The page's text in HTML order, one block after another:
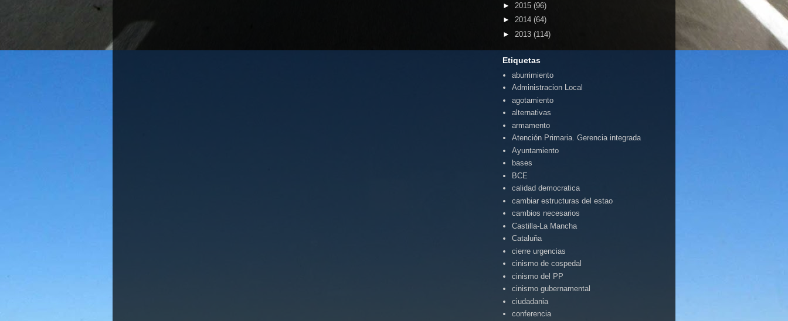
► 2015 (96)
► 2014 (64)
► 2013 (114)
Etiquetas
aburrimiento
Administracion Local
agotamiento
alternativas
armamento
Atención Primaria. Gerencia integrada
Ayuntamiento
bases
BCE
calidad democratica
cambiar estructuras del estao
cambios necesarios
Castilla-La Mancha
Cataluña
cierre urgencias
cinismo de cospedal
cinismo del PP
cinismo gubernamental
ciudadania
conferencia